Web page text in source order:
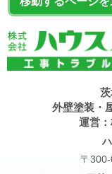
外壁塗装・
運営
〒